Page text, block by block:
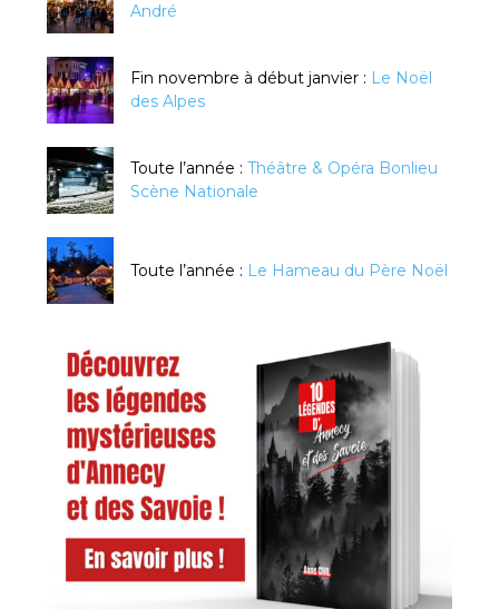
André
Fin novembre à début janvier : Le Noël
des Alpes
Toute l’année : Théâtre & Opéra Bonlieu
Scène Nationale
Toute l’année : Le Hameau du Père Noël